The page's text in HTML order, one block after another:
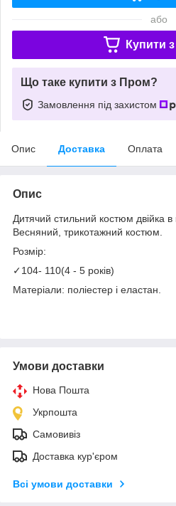
або
Купити з
Що таке купити з Пром?
Замовлення під захистом
Опис Доставка Оплата
Опис
Дитячий стильний костюм двійка в
Весняний, трикотажний костюм.
Розмір:
✓104- 110(4 - 5 років)
Матеріали: поліестер і еластан.
Умови доставки
Нова Пошта
Укрпошта
Самовивіз
Доставка кур'єром
Всі умови доставки